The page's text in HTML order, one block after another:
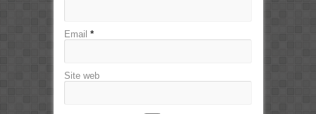
Email *
Site web